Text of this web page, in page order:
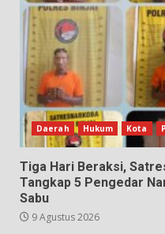
Daerah Hukum Kota
Tiga Hari Beraksi,
Tangkap 5 Pengedar
Sabu
9 Agustus 2026